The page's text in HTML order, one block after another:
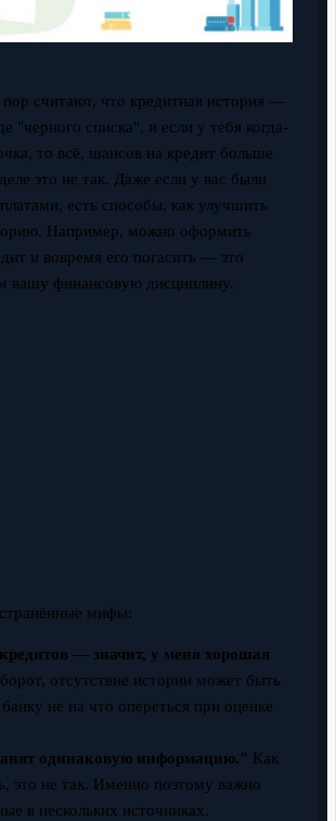
считают, что кредитная история —
"черного списка", и если у тебя когда-
то всё, шансов на кредит больше
это не так. Даже если у вас были
есть способы, как улучшить
Например, можно оформить
и вовремя его погасить — это
вашу финансовую дисциплину.
мифы:
— значит, у меня хорошая
отсутствие истории может быть
не на что опереться при оценке
одинаковую информацию." Как
это не так. Именно поэтому важно
в нескольких источниках.